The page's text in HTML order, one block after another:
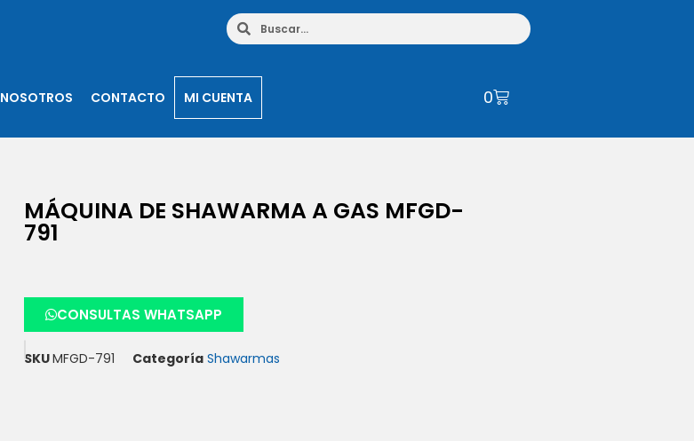
NOSOTROS CONTACTO MI CUENTA 0
MÁQUINA DE SHAWARMA A GAS MFGD-
791
CONSULTAS WHATSAPP
SKUMFGD-791 Categoría Shawarmas